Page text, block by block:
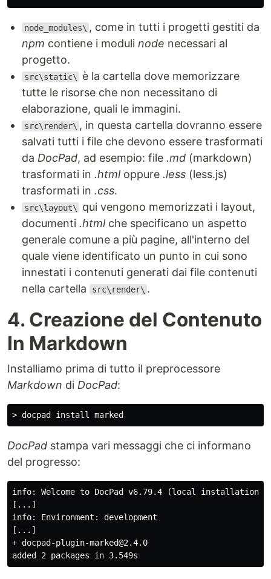
node_modules\ , come in tutti i progetti gestiti da
npm contiene i moduli node necessari al
progetto.
src\static\
è la cartella dove memorizzare
tutte le risorse che non necessitano di
elaborazione, quali le immagini.
src\render\ , in questa cartella dovranno essere
salvati tutti i file che devono essere trasformati
da DocPad, ad esempio: file .md (markdown)
trasformati in .htmloppure .less (less.js)
trasformati in .css.
src\layout\
qui vengono memorizzati i layout,
documenti .htmlche specificano un aspetto
generale comune a più pagine, all'interno del
quale viene identificato un punto in cui sono
innestati i contenuti generati dai file contenuti
nella cartella
src\render\ .
4. Creazione del Contenuto
In Markdown
Installiamo prima di tutto il preprocessore
Markdown di DocPad:
DocPad stampa vari messaggi che ci informano
del progresso:
info: Welcome to DocPad v6.79.4 (local installation:
[...]
info: Environment: development
[...]
+ docpad-plugin-marked@2.4.0